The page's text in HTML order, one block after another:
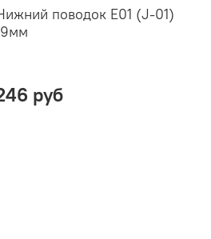
поводок E01 (J-01)
руб